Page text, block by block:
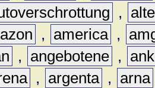
,
, america ,
, angebotene ,
, argenta , arna